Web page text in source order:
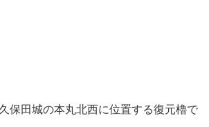
保田城の本丸北西に位置する復元櫓で